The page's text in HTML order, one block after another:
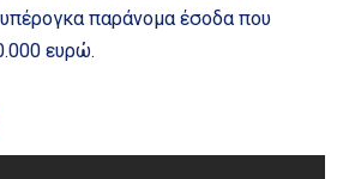
παράνομα έσοδα που
ευρώ.